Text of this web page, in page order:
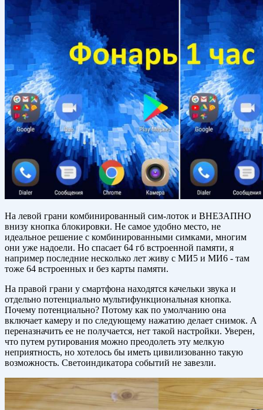
На левой грани комбинированный сим-лоток и ВНЕЗАПНО
внизу кнопка блокировки. Не самое удобно место, не
идеальное решение с комбинированными симками, многим
они уже надоели. Но спасает 64 гб встроенной памяти, я
например последние несколько лет живу с МИ5 и МИ6 - там
тоже 64 встроенных и без карты памяти.
На правой грани у смартфона находятся качельки звука и
отдельно потенциально мультифункциональная кнопка.
Почему потенциально? Потому как по умолчанию она
включает камеру и по следующему нажатию делает снимок. А
переназначить ее не получается, нет такой настройки. Уверен,
что путем рутирования можно преодолеть эту мелкую
неприятность, но хотелось бы иметь цивилизованно такую
возможность. Светоиндикатора событий не завезли.